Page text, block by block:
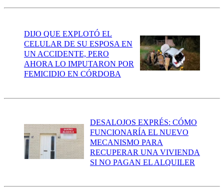
DIJO QUE EXPLOTÓ EL
CELULAR DE SU ESPOSA EN
UN ACCIDENTE, PERO
AHORA LO IMPUTARON POR
FEMICIDIO EN CÓRDOBA
DESALOJOS EXPRÉS: CÓMO
FUNCIONARÍA EL NUEVO
MECANISMO PARA
RECUPERAR UNA VIVIENDA
SI NO PAGAN EL ALQUILER